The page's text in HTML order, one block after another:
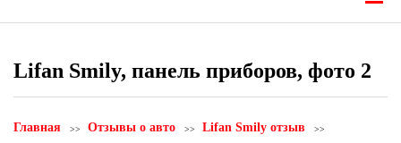
Lifan Smily, панель приборов, фото 2
Главная Отзывы о авто Lifan Smily отзыв